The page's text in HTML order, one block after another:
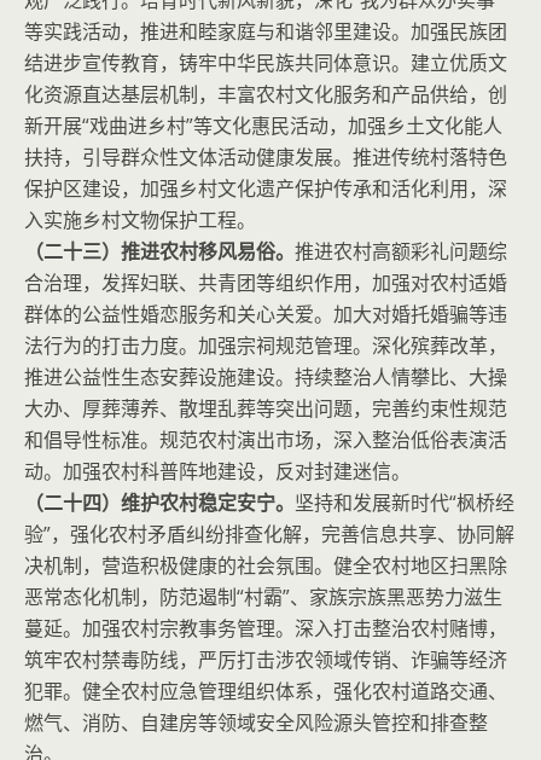
等实践活动，推进和睦家庭与和谐邻里建设。加强民族团
结进步宣传教育，铸牢中华民族共同体意识。建立优质文
化资源直达基层机制，丰富农村文化服务和产品供给，创
新开展“戏曲进乡村”等文化惠民活动，加强乡土文化能人
扶持，引导群众性文体活动健康发展。推进传统村落特色
保护区建设，加强乡村文化遗产保护传承和活化利用，深
入实施乡村文物保护工程。
（二十三）推进农村移风易俗。 推进农村高额彩礼问题综
合治理，发挥妇联、共青团等组织作用，加强对农村适婚
群体的公益性婚恋服务和关心关爱。加大对婚托婚骗等违
法行为的打击力度。加强宗祠规范管理。深化殡葬改革，
推进公益性生态安葬设施建设。持续整治人情攀比、大操
大办、厚葬薄养、散埋乱葬等突出问题，完善约束性规范
和倡导性标准。规范农村演出市场，深入整治低俗表演活
动。加强农村科普阵地建设，反对封建迷信。
（二十四）维护农村稳定安宁。 坚持和发展新时代“枫桥经
验”，强化农村矛盾纠纷排查化解，完善信息共享、协同解
决机制，营造积极健康的社会氛围。健全农村地区扫黑除
恶常态化机制，防范遏制“村霸”、家族宗族黑恶势力滋生
蔓延。加强农村宗教事务管理。深入打击整治农村赌博，
筑牢农村禁毒防线，严厉打击涉农领域传销、诈骗等经济
犯罪。健全农村应急管理组织体系，强化农村道路交通、
燃气、消防、自建房等领域安全风险源头管控和排查整
治。